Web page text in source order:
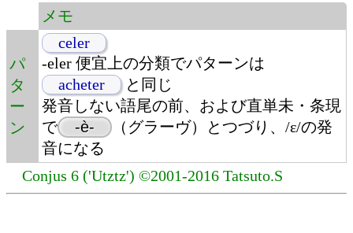
メモ
パ
タ
ー
ン
celer
-eler 便宜上の分類でパターンは
acheter
と同じ
発音しない語尾の前、および直単未・条現
で
-è-
（グラーヴ）とつづり、/ɛ/の発
音になる
Conjus 6 ('Utztz') ©2001-2016 Tatsuto.S